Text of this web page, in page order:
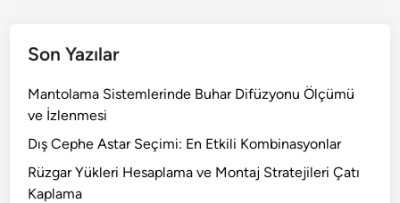
Son Yazılar
Mantolama Sistemlerinde Buhar Difüzyonu Ölçümü
ve İzlenmesi
Dış Cephe Astar Seçimi: En Etkili Kombinasyonlar
Rüzgar Yükleri Hesaplama ve Montaj Stratejileri Çatı
Kaplama